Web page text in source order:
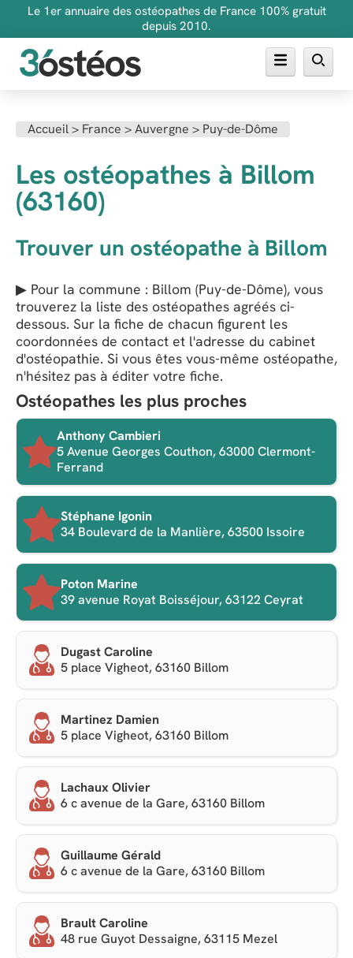
Le 1er annuaire des ostéopathes de France 100% gratuit
depuis 2010.
Inscrire son cabinet
Accueil> France >Auvergne > Puy-de-Dôme
Les ostéopathes à Billom
(63160)
Trouver un ostéopathe à Billom
▶ Pour la commune : Billom (Puy-de-Dôme), vous
trouverez la liste des ostéopathes agréés ci-
dessous. Sur la fiche de chacun figurent les
coordonnées de contact et l'adresse du cabinet
d'ostéopathie. Si vous êtes vous-même ostéopathe,
n'hésitez pas à éditer votre fiche.
Ostéopathes les plus proches
Anthony Cambieri
5 Avenue Georges Couthon, 63000 Clermont-
Ferrand
Stéphane Igonin
34 Boulevard de la Manlière, 63500 Issoire
Poton Marine
39 avenue Royat Boisséjour, 63122 Ceyrat
Dugast Caroline
5 place Vigheot, 63160 Billom
Martinez Damien
5 place Vigheot, 63160 Billom
Lachaux Olivier
6 c avenue de la Gare, 63160 Billom
Guillaume Gérald
6 c avenue de la Gare, 63160 Billom
Brault Caroline
48 rue Guyot Dessaigne, 63115 Mezel